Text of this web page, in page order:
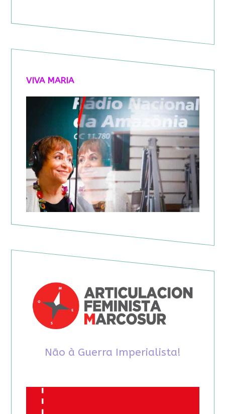
VIVA MARIA
Não à Guerra Imperialista!